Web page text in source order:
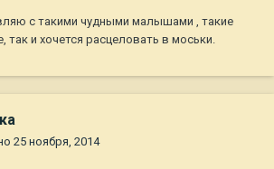
с такими чудными малышами , такие
так и хочется расцеловать в моськи.
25 ноября, 2014